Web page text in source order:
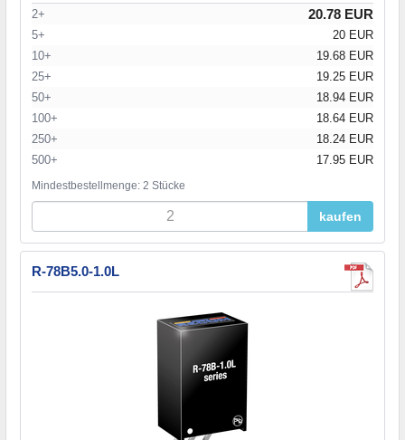
2+ 20.78 EUR
5+
20 EUR
10+
19.68 EUR
25+
19.25 EUR
50+
18.94 EUR
100+
18.64 EUR
250+
18.24 EUR
500+
17.95 EUR
Mindestbestellmenge: 2 Stücke
kaufen
R-78B5.0-1.0L